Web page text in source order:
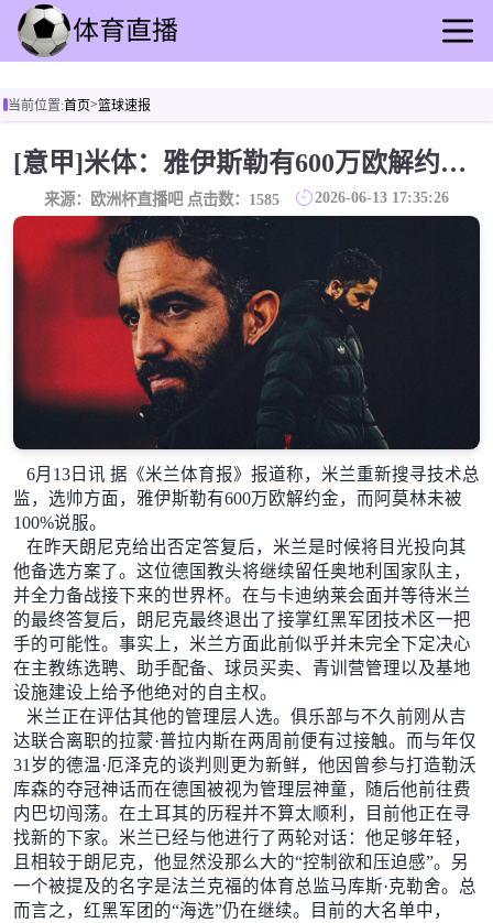
足球直播
篮球直播
足球录像
篮球录播
足球动态
篮球速报
全球联赛
当前位置:首页>篮球速报
[意甲]米体：雅伊斯勒有600万欧解约金，而阿莫林未被米兰100%说服
来源：欧洲杯直播吧 点击数： 1585 2026-06-13 17:35:26
6月13日讯 据《米兰体育报》报道称，米兰重新搜寻技术总
监，选帅方面，雅伊斯勒有600万欧解约金，而阿莫林未被
100%说服。
在昨天朗尼克给出否定答复后，米兰是时候将目光投向其
他备选方案了。这位德国教头将继续留任奥地利国家队主，
并全力备战接下来的世界杯。在与卡迪纳莱会面并等待米兰
的最终答复后，朗尼克最终退出了接掌红黑军团技术区一把
手的可能性。事实上，米兰方面此前似乎并未完全下定决心
在主教练选聘、助手配备、球员买卖、青训营管理以及基地
设施建设上给予他绝对的自主权。
米兰正在评估其他的管理层人选。俱乐部与不久前刚从吉
达联合离职的拉蒙·普拉内斯在两周前便有过接触。而与年仅
31岁的德温·厄泽克的谈判则更为新鲜，他因曾参与打造勒沃
库森的夺冠神话而在德国被视为管理层神童，随后他前往费
内巴切闯荡。在土耳其的历程并不算太顺利，目前他正在寻
找新的下家。米兰已经与他进行了两轮对话：他足够年轻，
且相较于朗尼克，他显然没那么大的“控制欲和压迫感”。另
一个被提及的名字是法兰克福的体育总监马库斯·克勒舍。总
而言之，红黑军团的“海选”仍在继续。目前的大名单中，